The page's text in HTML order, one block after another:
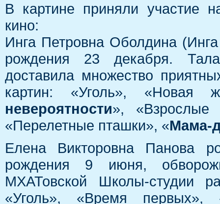
В картине приняли участие
кино:
Инга Петровна Оболдина
рождения 23 декабря.
доставила множество
картин: «Уголь», «Новая
невероятности», «Взрослые
«Перелетные пташки», «Мама-
Елена Викторовна Панова
рождения 9 июня,
МХАТовской Школы-студии
«Уголь», «Время первых»,